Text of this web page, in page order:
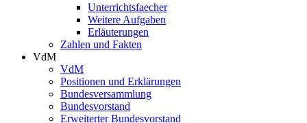
Unterrichtsfaecher
Weitere Aufgaben
Erläuterungen
Zahlen und Fakten
VdM
VdM
Positionen und Erklärungen
Bundesversammlung
Bundesvorstand
Erweiterter Bundesvorstand